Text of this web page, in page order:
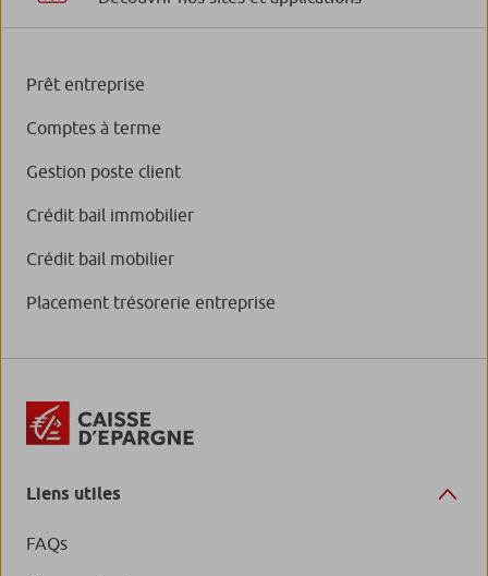
Prêt entreprise
Comptes à terme
Gestion poste client
Crédit bail immobilier
Crédit bail mobilier
Placement trésorerie entreprise
Liens utiles
FAQs